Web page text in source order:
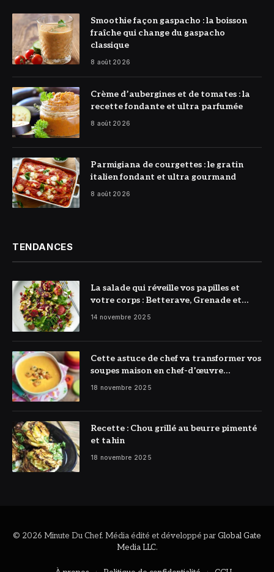
© DR
Smoothie façon gaspacho : la boisson
fraîche qui change du gaspacho
classique
8 août 2026
© DR
Crème d’aubergines et de tomates : la
recette fondante et ultra parfumée
8 août 2026
© DR
Parmigiana de courgettes : le gratin
italien fondant et ultra gourmand
8 août 2026
TENDANCES
La salade qui réveille vos papilles et
votre corps : Betterave, Grenade et
Citron à l’honneur
14 novembre 2025
Cette astuce de chef va transformer vos
soupes maison en chef-d’œuvre
réconfortant
18 novembre 2025
Recette : Chou grillé au beurre pimenté
et tahin
18 novembre 2025
© 2026 Minute Du Chef. Média édité et développé parGlobal Gate
Media LLC.